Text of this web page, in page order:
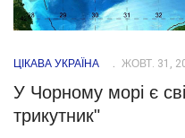
ЦІКАВА УКРАЇНА ЖОВТ. 31,
У Чорному морі є
трикутник"